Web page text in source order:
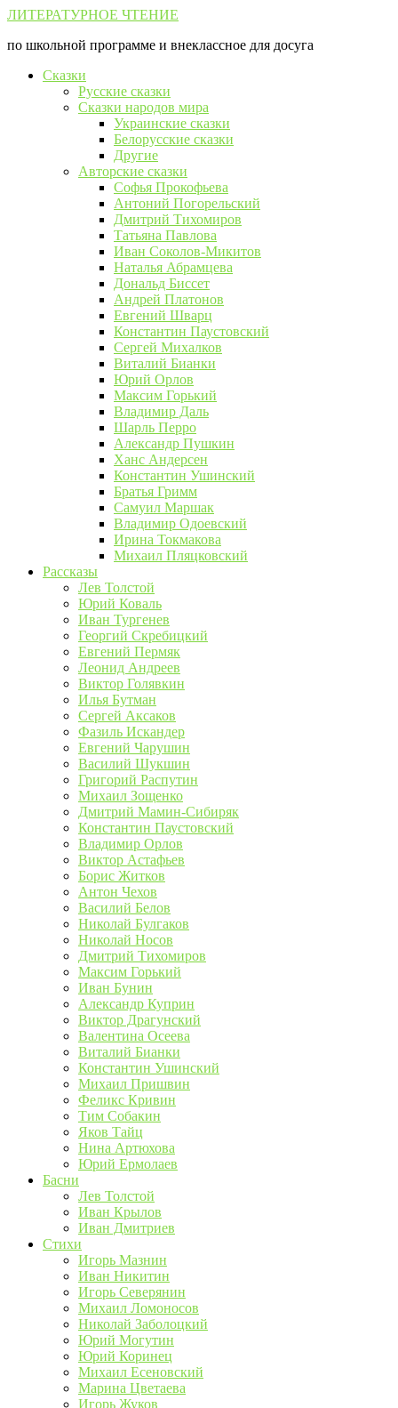
Перейти
контенту
ЛИТЕРАТУРНОЕ ЧТЕНИЕ
по школьной программе и внеклассное для досуга
Сказки
Русские сказки
Сказки народов мира
Украинские сказки
Белорусские сказки
Другие
Авторские сказки
Софья Прокофьева
Антоний Погорельский
Дмитрий Тихомиров
Татьяна Павлова
Иван Соколов-Микитов
Наталья Абрамцева
Дональд Биссет
Андрей Платонов
Евгений Шварц
Константин Паустовский
Сергей Михалков
Виталий Бианки
Юрий Орлов
Максим Горький
Владимир Даль
Шарль Перро
Александр Пушкин
Ханс Андерсен
Константин Ушинский
Братья Гримм
Самуил Маршак
Владимир Одоевский
Ирина Токмакова
Михаил Пляцковский
Рассказы
Лев Толстой
Юрий Коваль
Иван Тургенев
Георгий Скребицкий
Евгений Пермяк
Леонид Андреев
Виктор Голявкин
Илья Бутман
Сергей Аксаков
Фазиль Искандер
Евгений Чарушин
Василий Шукшин
Григорий Распутин
Михаил Зощенко
Дмитрий Мамин-Сибиряк
Константин Паустовский
Владимир Орлов
Виктор Астафьев
Борис Житков
Антон Чехов
Василий Белов
Николай Булгаков
Николай Носов
Дмитрий Тихомиров
Максим Горький
Иван Бунин
Александр Куприн
Виктор Драгунский
Валентина Осеева
Виталий Бианки
Константин Ушинский
Михаил Пришвин
Феликс Кривин
Тим Собакин
Яков Тайц
Нина Артюхова
Юрий Ермолаев
Басни
Лев Толстой
Иван Крылов
Иван Дмитриев
Стихи
Игорь Мазнин
Иван Никитин
Игорь Северянин
Михаил Ломоносов
Николай Заболоцкий
Юрий Могутин
Юрий Коринец
Михаил Есеновский
Марина Цветаева
Игорь Жуков